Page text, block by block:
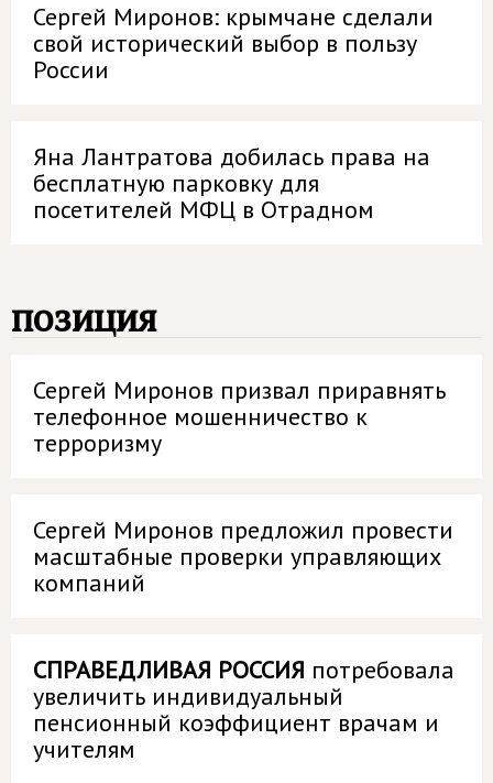
Сергей Миронов: крымчане сделали
свой исторический выбор в пользу
России
Яна Лантратова добилась права на
бесплатную парковку для
посетителей МФЦ в Отрадном
позиция
Сергей Миронов призвал приравнять
телефонное мошенничество к
терроризму
Сергей Миронов предложил провести
масштабные проверки управляющих
компаний
СПРАВЕДЛИВАЯ РОССИЯ потребовала
увеличить индивидуальный
пенсионный коэффициент врачам и
учителям